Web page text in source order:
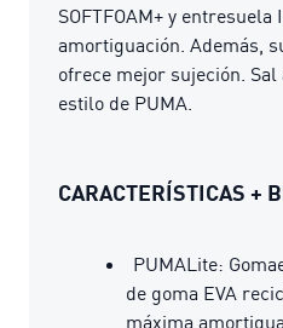
SOFTFOAM+ y entresuela
amortiguación. Además,
ofrece mejor sujeción.
estilo de PUMA.
CARACTERÍSTICAS +
PUMALite:
de goma EVA
máxima